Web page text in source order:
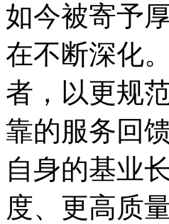
如今被寄予
在不断深化
者，以更规
靠的服务回
自身的基业
度、更高质